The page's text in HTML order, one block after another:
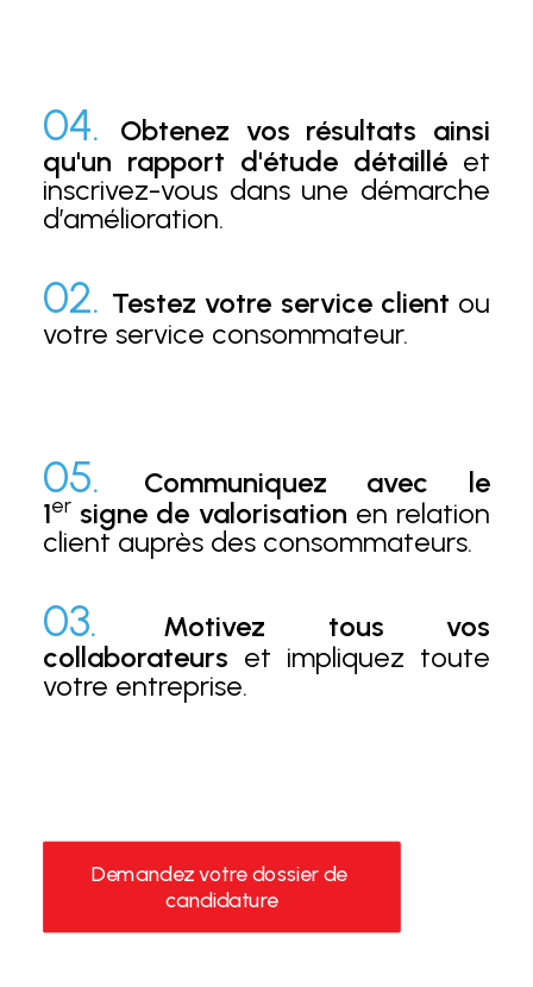
04.
Obtenez vos résultats ainsi
qu'un rapport d'étude détaillé et
inscrivez-vous dans une démarche
d’amélioration.
02. Testez votre service client ou
votre service consommateur.
05.
Communiquez avec le
1er signe de valorisation en relation
client auprès des consommateurs.
03.
Motivez tous vos
collaborateurs et impliquez toute
votre entreprise.
Demandez votre dossier de
candidature